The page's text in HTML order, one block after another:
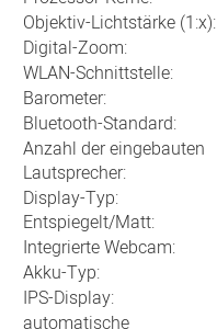
Objektiv-Lichtstärke (1:x):
Digital-Zoom:
WLAN-Schnittstelle:
Barometer:
Bluetooth-Standard:
Anzahl der eingebauten
Lautsprecher:
Display-Typ:
Entspiegelt/Matt:
Integrierte Webcam:
Akku-Typ:
IPS-Display:
automatische